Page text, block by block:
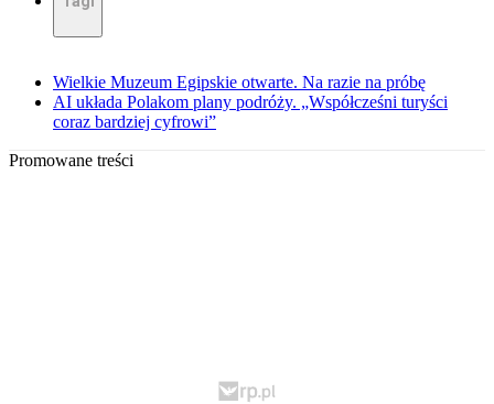
Wielkie Muzeum Egipskie otwarte. Na razie na próbę
AI układa Polakom plany podróży. „Współcześni turyści
coraz bardziej cyfrowi”
Promowane treści